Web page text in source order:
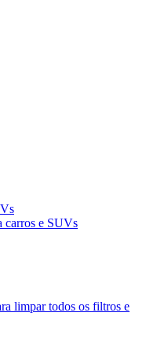
carros e SUVs
limpar todos os filtros e